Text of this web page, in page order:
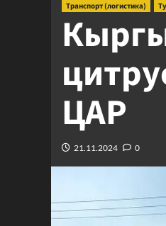
Транспорт (логистика)
ЦАР
21.11.2024 0